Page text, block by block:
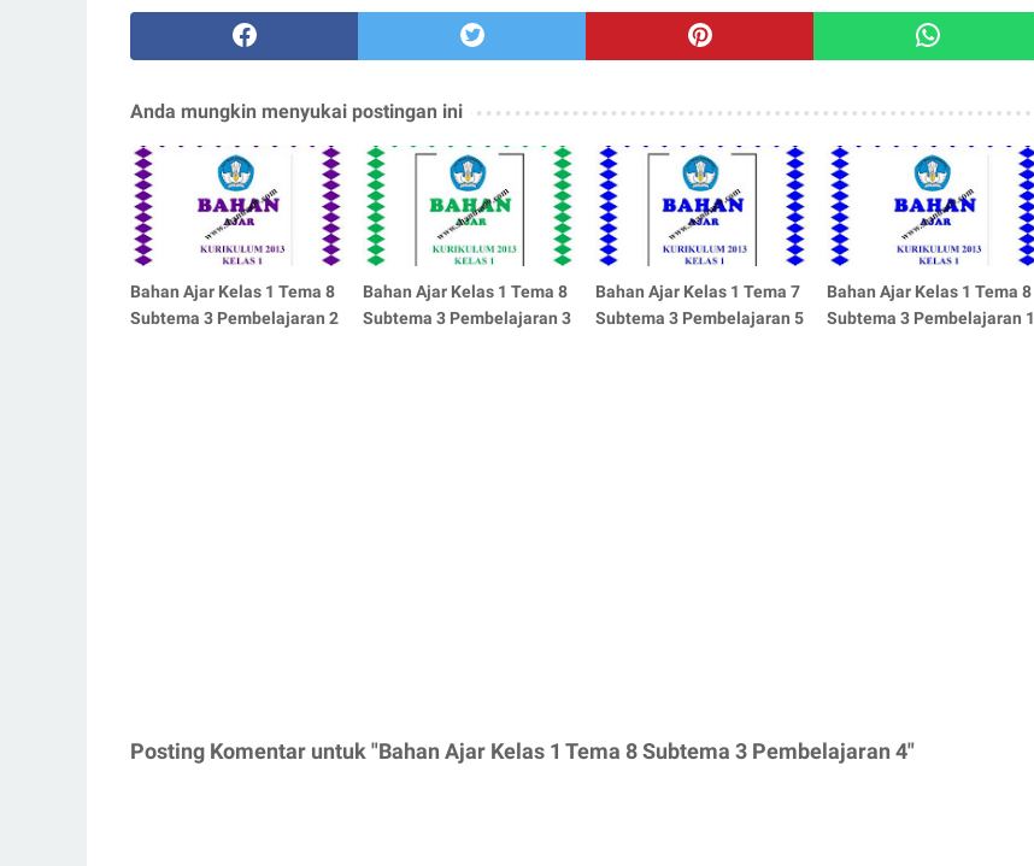
Anda mungkin menyukai postingan ini
Bahan Ajar Kelas 1 Tema 8
Subtema 3 Pembelajaran 2
Bahan Ajar Kelas 1 Tema 8
Subtema 3 Pembelajaran 3
Bahan Ajar Kelas 1 Tema 7
Subtema 3 Pembelajaran 5
Bahan Ajar Kelas 1 Tema 8
Subtema 3 Pembelajaran 1
Posting Komentar untuk "Bahan Ajar Kelas 1 Tema 8 Subtema 3 Pembelajaran 4"